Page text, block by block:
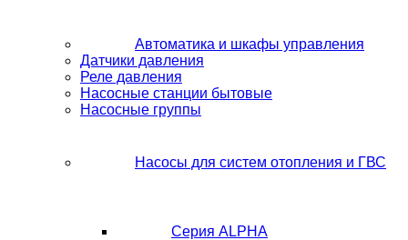
Автоматика и шкафы управления
Датчики давления
Реле давления
Насосные станции бытовые
Насосные группы
Насосы для систем отопления и ГВС
Серия ALPHA